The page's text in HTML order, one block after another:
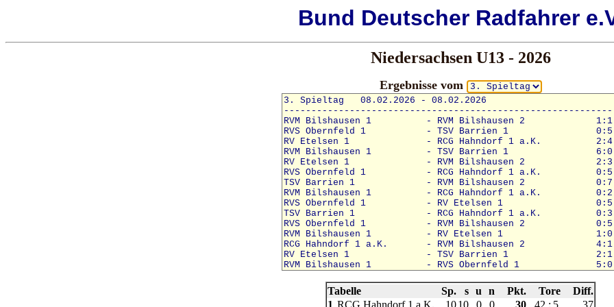
Bund Deutscher Radfahrer
Niedersachsen U13 - 2026
Ergebnisse vom
Tabelle Sp. s u n Pkt. Tore
Diff.
1 RCG Hahndorf 1 a.K. 1010 0 0 30 42 : 5
37